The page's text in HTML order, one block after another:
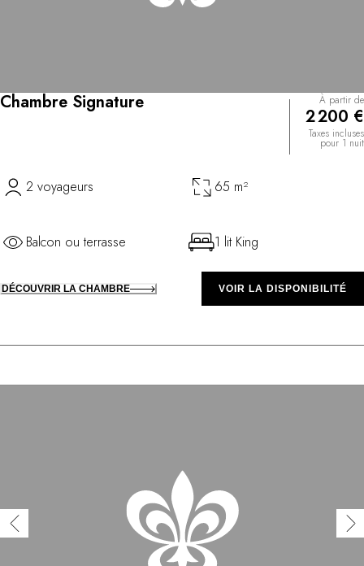
Chambre Signature À partir de
2 200 €
Taxes incluses
pour 1 nuit
2 voyageurs 65 m²
Balcon ou terrasse 1 lit King
DÉCOUVRIR LA CHAMBRE VOIR LA DISPONIBILITÉ